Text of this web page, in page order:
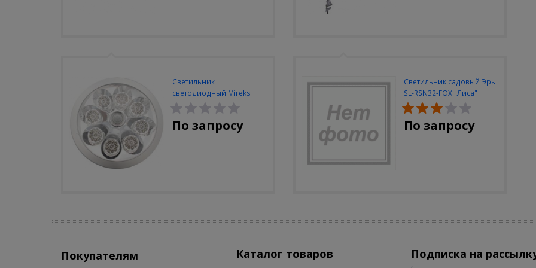
Светильник
светодиодный Mireks
С-310-80-S (5W/4000-
5000K/500lm/датчик
движения)
По запросу
Светильник садовый Эра
SL-RSN32-FOX "Лиса"
солн.бат, полистоун,
цветной, 32 см
По запросу
Покупателям Каталог товаров Подписка на